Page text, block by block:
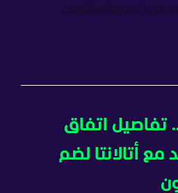
بزنسبودكاستترندات
تفاصيل اتفاق
مع أتالانتا لضم